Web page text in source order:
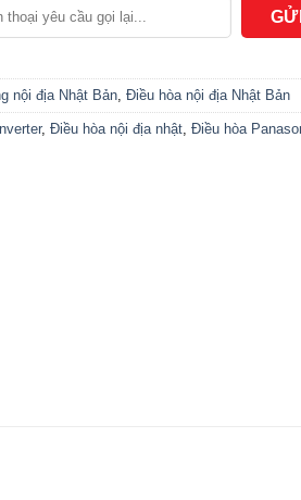
nội địa Nhật Bản Điều hòa nội địa Nhật Bản
, Điều hòa nội địa nhật Điều hòa